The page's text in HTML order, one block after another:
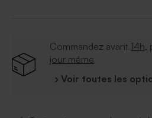
Commandez avant 14h,
jour même
› Voir toutes les